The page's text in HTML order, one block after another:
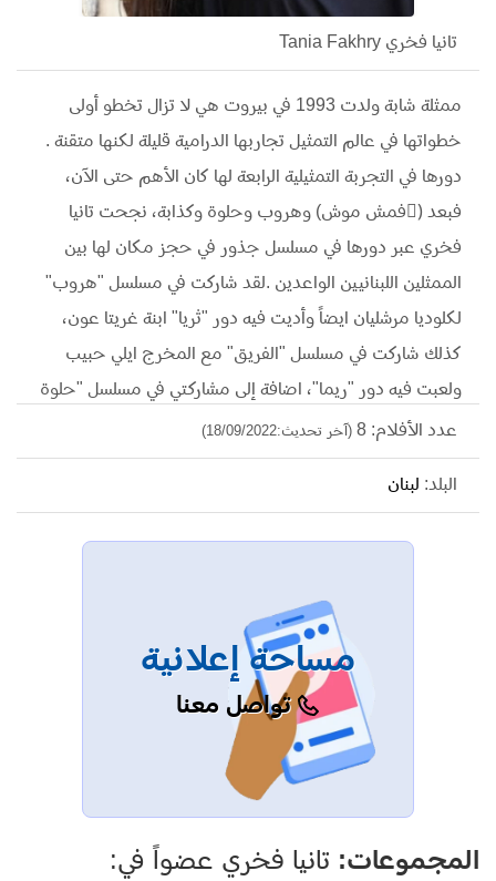
تانيا فخري Tania Fakhry
ممثلة شابة ولدت 1993 في بيروت هي لا تزال تخطو أولى
خطواتها في عالم التمثيل تجاربها الدرامية قليلة لكنها متقنة .
دورها في التجربة التمثيلية الرابعة لها كان الأهم حتى الآن،
فبعد (ٍفمش موش) وهروب وحلوة وكذابة، نجحت تانيا
فخري عبر دورها في مسلسل جذور في حجز مكان لها بين
الممثلين اللبنانيين الواعدين .لقد شاركت في مسلسل "هروب"
لكلوديا مرشليان ايضاً وأديت فيه دور "ثريا" ابنة غريتا عون،
كذلك شاركت في مسلسل "الفريق" مع المخرج ايلي حبيب
ولعبت فيه دور "ريما"، اضافة إلى مشاركتي في مسلسل "حلوة
وكذابة" الذي أديت فيه دور "تينا" صديقة شقيق داليدا
عدد الأفلام: 8 (آخر تحديث:18/09/2022)
البلد: لبنان
مساحة إعلانية
تواصل معنا
المجموعات: تانيا فخري عضواً في: